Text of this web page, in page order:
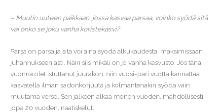
– Muutin uuteen paikkaan, jossa kasvaa parsaa, voinko syödä sitä
vai onko se joku vanha koristekasvi?
Parsa on parsa ja sitä voi aina syödä alkukaudesta, maksimissaan
juhannukseen asti. Näin siis mikäli on jo vanha kasvusto. Jos tänä
vuonna olet istuttanut juurakon, niin vuosi-pari vuotta kannattaa
kasvatella ilman sadonkorjuuta ja kolmantenakin syödä vain
muutama verso. Sen jälkeen alkaa monen vuoden, mahdollisesti
jopa 20 vuoden, naatiskelut.